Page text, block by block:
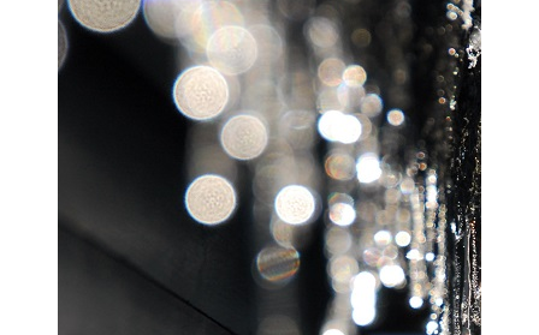
107,3 FM
Мөслим
100,0 FM
104,7 FM
Олы Әтнә